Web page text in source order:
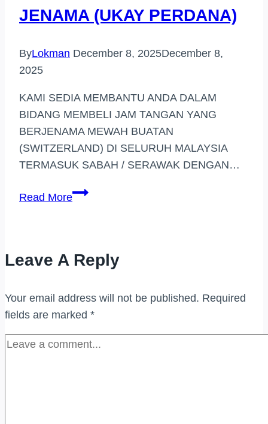
JENAMA (UKAY PERDANA)
ByLokman December 8, 2025December 8,
2025
KAMI SEDIA MEMBANTU ANDA DALAM
BIDANG MEMBELI JAM TANGAN YANG
BERJENAMA MEWAH BUATAN
(SWITZERLAND) DI SELURUH MALAYSIA
TERMASUK SABAH / SERAWAK DENGAN…
Read MorePEMBELI
(UKAY
Leave A Reply
Your email address will not be published. Required
fields are marked *